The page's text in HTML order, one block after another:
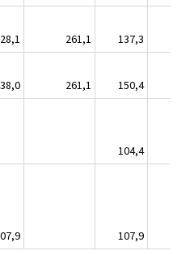
261,1
137,3
261,1
150,4
104,4
107,9